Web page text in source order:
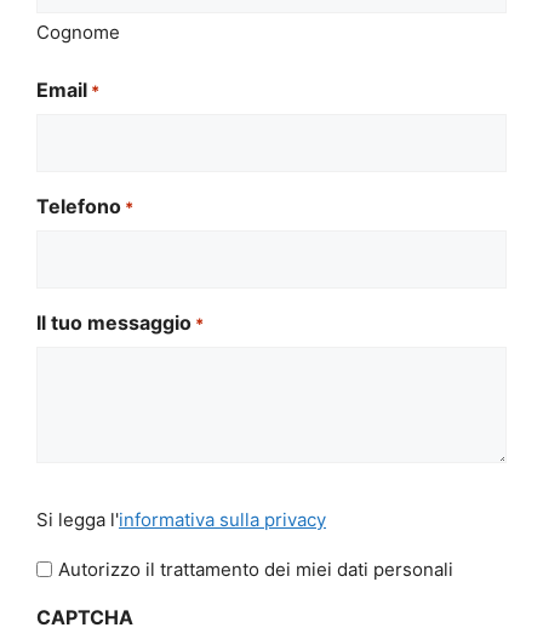
Cognome
Email *
Telefono *
Il tuo messaggio *
legga
l'informativa
privacy
Si legga l'informativa sulla privacy
Autorizzo il trattamento dei miei dati personali
CAPTCHA